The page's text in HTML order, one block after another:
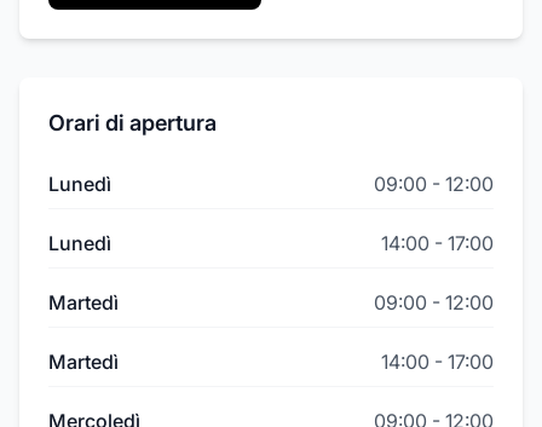
Orari di apertura
Lunedì 09:00 - 12:00
Lunedì 14:00 - 17:00
Martedì 09:00 - 12:00
Martedì 14:00 - 17:00
Mercoledì 09:00 - 12:00